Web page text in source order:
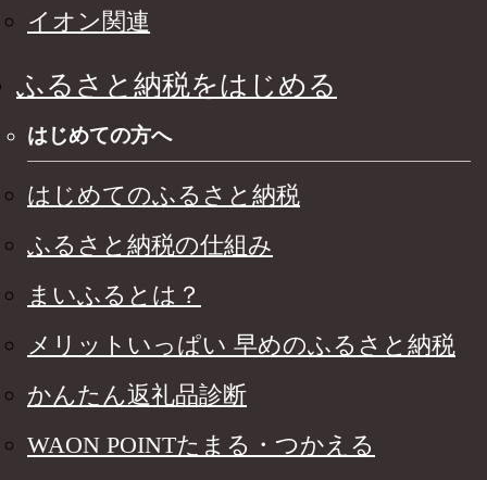
イオン関連
ふるさと納税をはじめる
はじめての方へ
はじめてのふるさと納税
ふるさと納税の仕組み
まいふるとは？
メリットいっぱい 早めのふるさと納税
かんたん返礼品診断
WAON POINTたまる・つかえる